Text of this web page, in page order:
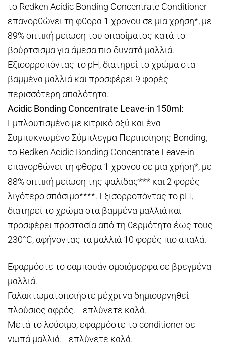
το Redken Acidic Bonding Concentrate Conditioner
επανορθώνει τη φθορα 1 χρονου σε μια χρήση*, με
89% οπτική μείωση του σπασίματος κατά το
βούρτσισμα για άμεσα πιο δυνατά μαλλιά.
Εξισορροπόντας το pH, διατηρεί το χρώμα στα
βαμμένα μαλλιά και προσφέρει 9 φορές
περισσότερη απαλότητα.
Acidic Bonding Concentrate Leave-in 150ml:
Εμπλουτισμένο με κιτρικό οξύ και ένα
Συμπυκνωμένο Σύμπλεγμα Περιποίησης Bonding,
το Redken Acidic Bonding Concentrate Leave-in
επανορθώνει τη φθορα 1 χρονου σε μια χρήση*, με
88% οπτική μείωση της ψαλίδας*** και 2 φορές
λιγότερο σπάσιμο****. Εξισορροπόντας το pH,
διατηρεί το χρώμα στα βαμμένα μαλλιά και
προσφέρει προστασία από τη θερμότητα έως τους
230°C, αφήνοντας τα μαλλιά 10 φορές πιο απαλά.
Εφαρμόστε το σαμπουάν ομοιόμορφα σε βρεγμένα
μαλλιά.
Γαλακτωματοποιήστε μέχρι να δημιουργηθεί
πλούσιος αφρός. Ξεπλύνετε καλά.
Μετά το λούσιμο, εφαρμόστε το conditioner σε
νωπά μαλλιά. Ξεπλύνετε καλά.